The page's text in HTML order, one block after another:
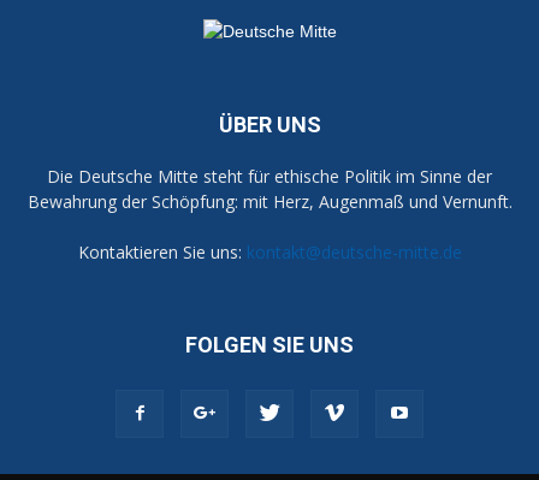
ÜBER UNS
Die Deutsche Mitte steht für ethische Politik im Sinne der
Bewahrung der Schöpfung: mit Herz, Augenmaß und Vernunft.
Kontaktieren Sie uns: kontakt@deutsche-mitte.de
FOLGEN SIE UNS